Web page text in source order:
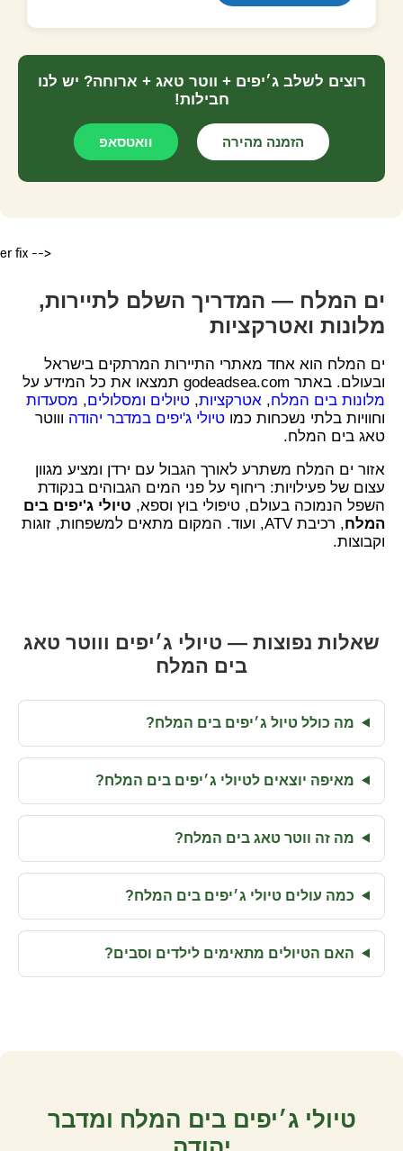
רוצים לשלב ג׳יפים + ווטר טאג + ארוחה? יש לנו
חבילות!
הזמנה מהירה וואטסאפ
er fix -->
ים המלח — המדריך השלם לתיירות,
מלונות ואטרקציות
ים המלח הוא אחד מאתרי התיירות המרתקים בישראל
ובעולם. באתר godeadsea.com תמצאו את כל המידע על
מלונות בים המלח, אטרקציות, טיולים ומסלולים, מסעדות
וחוויות בלתי נשכחות כמו טיולי ג'יפים במדבר יהודה וווטר
טאג בים המלח.
אזור ים המלח משתרע לאורך הגבול עם ירדן ומציע מגוון
עצום של פעילויות: ריחוף על פני המים הגבוהים בנקודת
השפל הנמוכה בעולם, טיפולי בוץ וספא, טיולי ג'יפים בים
המלח
, רכיבת ATV, ועוד. המקום מתאים למשפחות, זוגות
וקבוצות.
שאלות נפוצות — טיולי ג׳יפים וווטר טאג
בים המלח
מה כולל טיול ג׳יפים בים המלח?
מאיפה יוצאים לטיולי ג׳יפים בים המלח?
מה זה ווטר טאג בים המלח?
כמה עולים טיולי ג׳יפים בים המלח?
האם הטיולים מתאימים לילדים וסבים?
טיולי ג׳יפים בים המלח ומדבר